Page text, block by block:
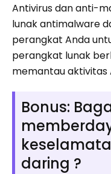
Antivirus dan anti-
lunak antimalware
perangkat Anda
perangkat lunak
memantau aktivitas
Bonus:
daring ?